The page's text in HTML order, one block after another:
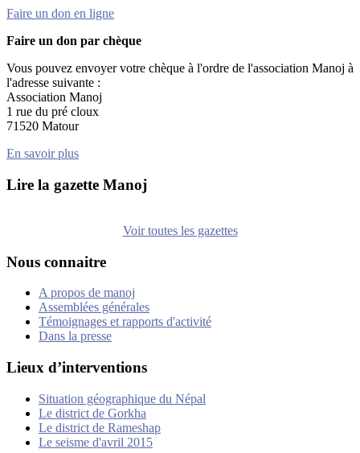
Faire un don en ligne
Faire un don par chèque
Vous pouvez envoyer votre chèque à l'ordre de l'association Manoj à
l'adresse suivante :
Association Manoj
1 rue du pré cloux
71520 Matour
En savoir plus
Lire la gazette Manoj
Voir toutes les gazettes
Nous connaitre
A propos de manoj
Assemblées générales
Témoignages et rapports d'activité
Dans la presse
Lieux d’interventions
Situation géographique du Népal
Le district de Gorkha
Le district de Rameshap
Le seisme d'avril 2015